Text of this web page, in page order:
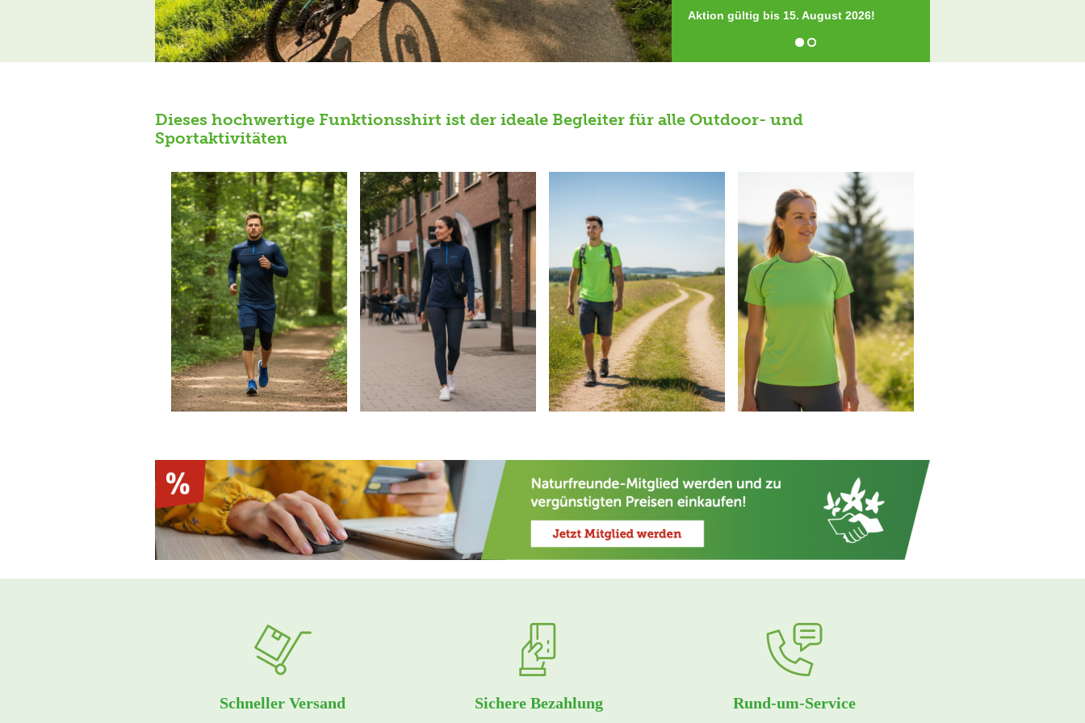
Aktion gültig bis 15. August 2026!
Dieses hochwertige Funktionsshirt ist der ideale Begleiter für alle Outdoor- und
Sportaktivitäten
Schneller Versand Sichere Bezahlung Rund-um-Service